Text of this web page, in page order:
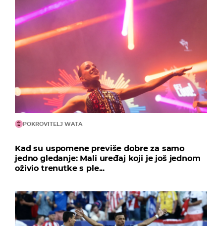
POKROVITELJ WATA
Kad su uspomene previše dobre za samo
jedno gledanje: Mali uređaj koji je još jednom
oživio trenutke s ple...